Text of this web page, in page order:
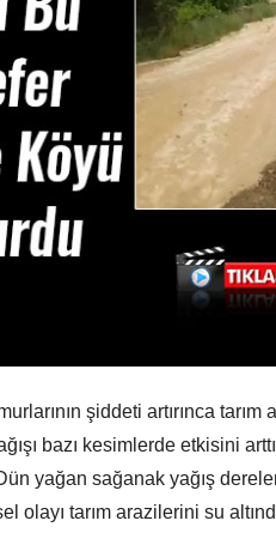
şiddeti artırınca tarım
bazı kesimlerde etkisini
yağan sağanak yağış
olayı tarım arazilerini su